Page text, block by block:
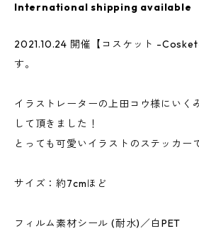
International shipping available
2021.10.24 開催【コスケット -
す。
イラストレーターの上田コウ様にいく
して頂きました！
とっても可愛いイラストのステッカー
サイズ：約7cmほど
フィルム素材シール (耐水)／白PET